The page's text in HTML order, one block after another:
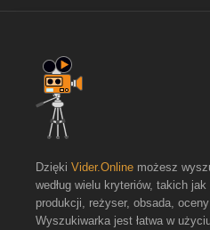
Dzięki Vider.Online możesz
według wielu kryteriów, takich
produkcji, reżyser, obsada,
Wyszukiwarka jest łatwa w